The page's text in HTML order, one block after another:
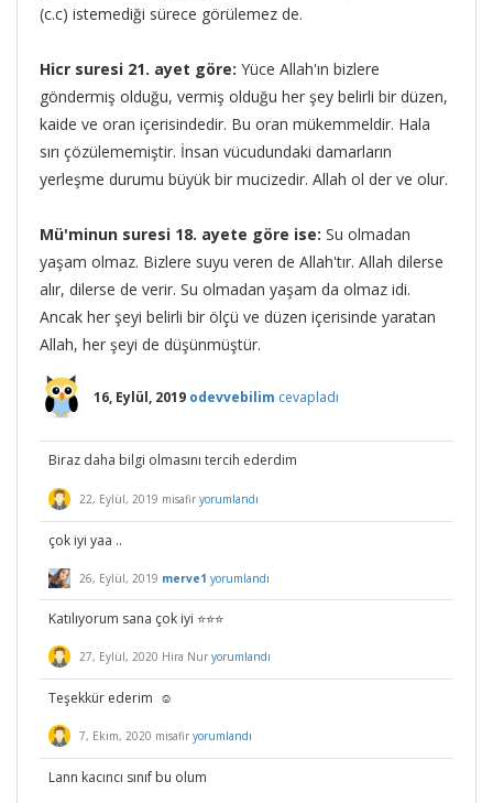
(c.c) istemediği sürece görülemez de.
Hicr suresi 21. ayet göre: Yüce Allah'ın bizlere
göndermiş olduğu, vermiş olduğu her şey belirli bir düzen,
kaide ve oran içerisindedir. Bu oran mükemmeldir. Hala
sırı çözülememiştir. İnsan vücudundaki damarların
yerleşme durumu büyük bir mucizedir. Allah ol der ve olur.
Mü'minun suresi 18. ayete göre ise: Su olmadan
yaşam olmaz. Bizlere suyu veren de Allah'tır. Allah dilerse
alır, dilerse de verir. Su olmadan yaşam da olmaz idi.
Ancak her şeyi belirli bir ölçü ve düzen içerisinde yaratan
Allah, her şeyi de düşünmüştür.
16, Eylül, 2019 odevvebilim cevapladı
Biraz daha bilgi olmasını tercih ederdim
22, Eylül, 2019 misafir yorumlandı
çok iyi yaa ..
26, Eylül, 2019 merve1 yorumlandı
Katılıyorum sana çok iyi ⭐⭐⭐
27, Eylül, 2020 Hira Nur yorumlandı
Teşekkür ederim ☺️
7, Ekim, 2020 misafir yorumlandı
Lann kacıncı sınıf bu olum